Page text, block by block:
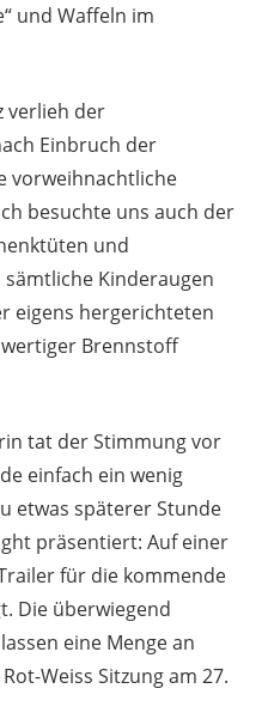
und Waffeln im
verlieh der
Einbruch der
vorweihnachtliche
besuchte uns auch der
und
Kinderaugen
eigens hergerichteten
Brennstoff
tat der Stimmung vor
einfach ein wenig
etwas späterer Stunde
präsentiert: Auf einer
für die kommende
Die überwiegend
eine Menge an
Weiss Sitzung am 27.